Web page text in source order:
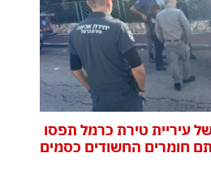
עיריית טירת כרמל תפסו
חומרים החשודים כסמים